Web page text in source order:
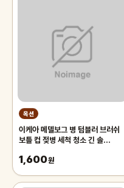
옥션
이케아 메델보그 병 텀블러 브러쉬
보틀 컵 젖병 세척 청소 긴 솔
1,600원